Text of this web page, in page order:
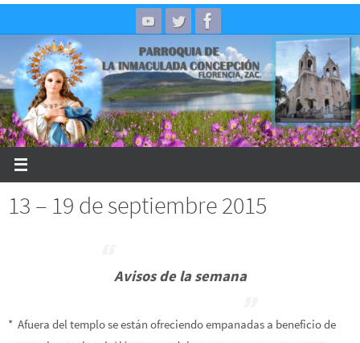
to
content
13 – 19 de septiembre 2015
Avisos de la semana
* Afuera del templo se están ofreciendo empanadas a beneficio de